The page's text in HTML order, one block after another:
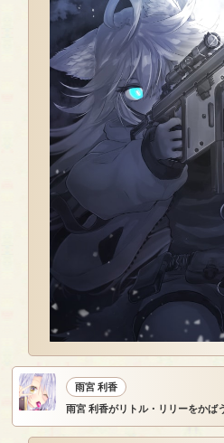
雨宮 利香
雨宮 利香がリトル・リリーをかば